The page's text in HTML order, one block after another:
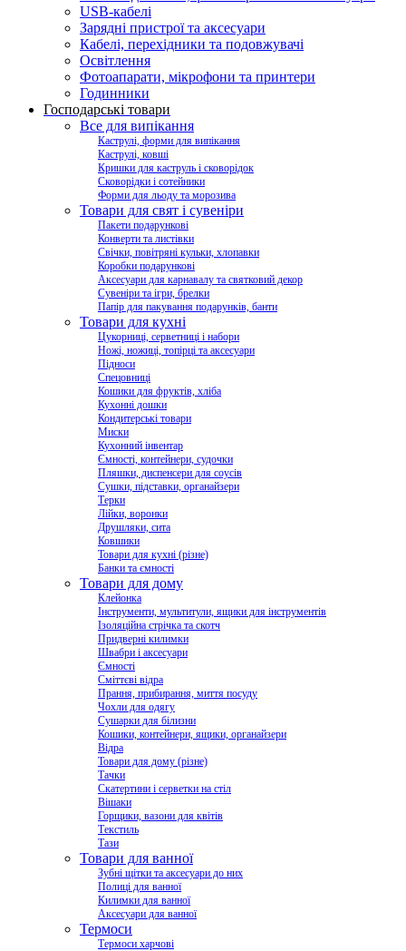
USB-кабелі
Зарядні пристрої та аксесуари
Кабелі, перехідники та подовжувачі
Освітлення
Фотоапарати, мікрофони та принтери
Годинники
Господарські товари
Все для випікання
Каструлі, форми для випікання
Каструлі, ковші
Кришки для каструль і сковорідок
Сковорідки і сотейники
Форми для льоду та морозива
Товари для свят і сувеніри
Пакети подарункові
Конверти та листівки
Свічки, повітряні кульки, хлопавки
Коробки подарункові
Аксесуари для карнавалу та святковий декор
Сувеніри та ігри, брелки
Папір для пакування подарунків, банти
Товари для кухні
Цукорниці, серветниці і набори
Ножі, ножиці, топірці та аксесуари
Підноси
Спецовниці
Кошики для фруктів, хліба
Кухонні дошки
Кондитерські товари
Миски
Кухонний інвентар
Ємності, контейнери, судочки
Пляшки, диспенсери для соусів
Сушки, підставки, органайзери
Терки
Лійки, воронки
Друшляки, сита
Ковшики
Товари для кухні (різне)
Банки та ємності
Товари для дому
Клейонка
Інструменти, мультитули, ящики для інструментів
Ізоляційна стрічка та скотч
Придверні килимки
Швабри і аксесуари
Ємності
Сміттєві відра
Прання, прибирання, миття посуду
Чохли для одягу
Сушарки для білизни
Кошики, контейнери, ящики, органайзери
Відра
Товари для дому (різне)
Тачки
Скатертини і серветки на стіл
Вішаки
Горщики, вазони для квітів
Текстиль
Тази
Товари для ванної
Зубні щітки та аксесуари до них
Полиці для ванної
Килимки для ванної
Аксесуари для ванної
Термоси
Термоси харчові